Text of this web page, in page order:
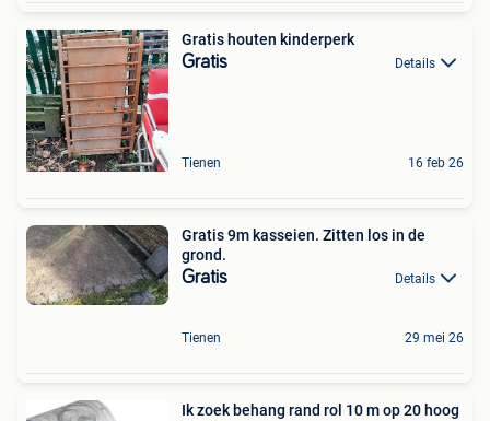
Gratis houten kinderperk
Gratis Details
Tienen 16 feb 26
Gratis 9m kasseien. Zitten los in de
grond.
Gratis Details
Tienen 29 mei 26
Ik zoek behang rand rol 10 m op 20 hoog